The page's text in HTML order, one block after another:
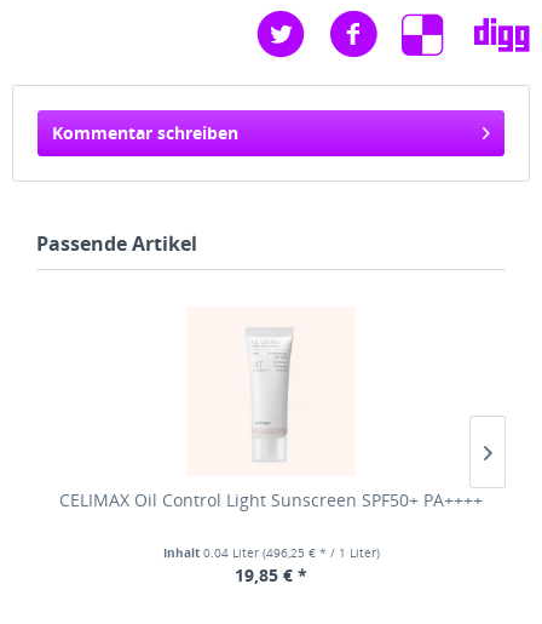
Kommentar schreiben
Passende Artikel
CELIMAX Oil Control Light Sunscreen SPF50+ PA++++
Inhalt 0.04 Liter (496,25 € * / 1 Liter)
19,85 € *